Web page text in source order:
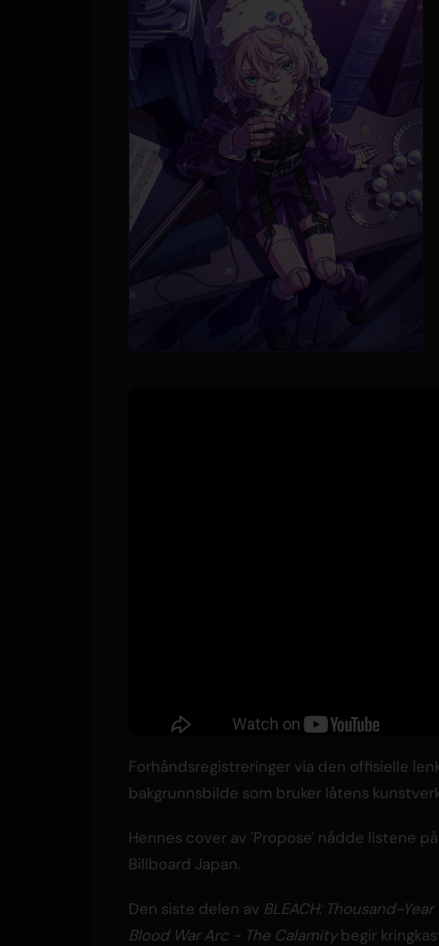
Forhåndsregistreringer via den offisielle
bakgrunnsbilde som bruker låtens
Hennes cover av 'Propose' nådde listene på
Billboard Japan.
Den siste delen av BLEACH: Thousand-Year
Blood War Arc - The Calamitybegir